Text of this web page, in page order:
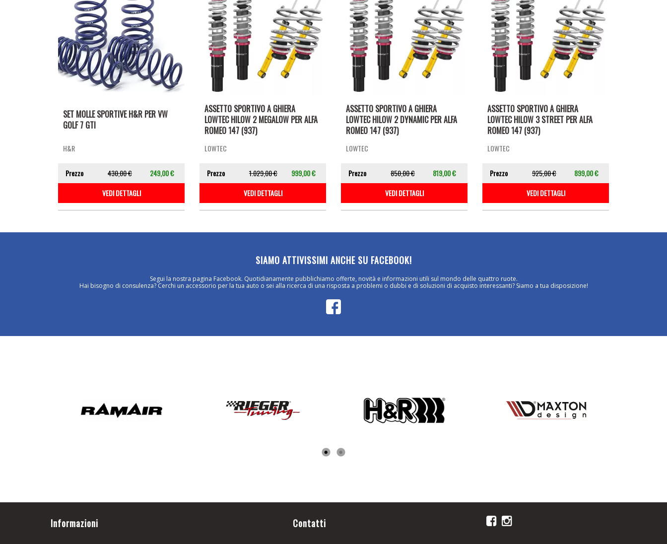
SET MOLLE SPORTIVE H&R PER VW
GOLF 7 GTI
H&R
Prezzo 430,00 €
249,00 €
VEDI DETTAGLI
ASSETTO SPORTIVO A GHIERA
LOWTEC HILOW 2 MEGALOW PER ALFA
ROMEO 147 (937)
LOWTEC
Prezzo 1.029,00 €
999,00 €
VEDI DETTAGLI
ASSETTO SPORTIVO A GHIERA
LOWTEC HILOW 2 DYNAMIC PER ALFA
ROMEO 147 (937)
LOWTEC
Prezzo 850,00 €
819,00 €
VEDI DETTAGLI
ASSETTO SPORTIVO A GHIERA
LOWTEC HILOW 3 STREET PER ALFA
ROMEO 147 (937)
LOWTEC
Prezzo 925,00 €
899,00 €
VEDI DETTAGLI
SIAMO ATTIVISSIMI ANCHE SU FACEBOOK!
Segui la nostra pagina Facebook. Quotidianamente pubblichiamo offerte, novità e informazioni utili sul mondo delle quattro ruote.
Hai bisogno di consulenza? Cerchi un accessorio per la tua auto o sei alla ricerca di una risposta a problemi o dubbi e di soluzioni di acquisto interessanti? Siamo a tua disposizione!
Informazioni Contatti